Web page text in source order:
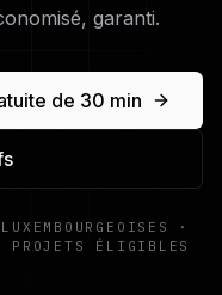
garanti.
de 30 min
·
ÉLIGIBLES